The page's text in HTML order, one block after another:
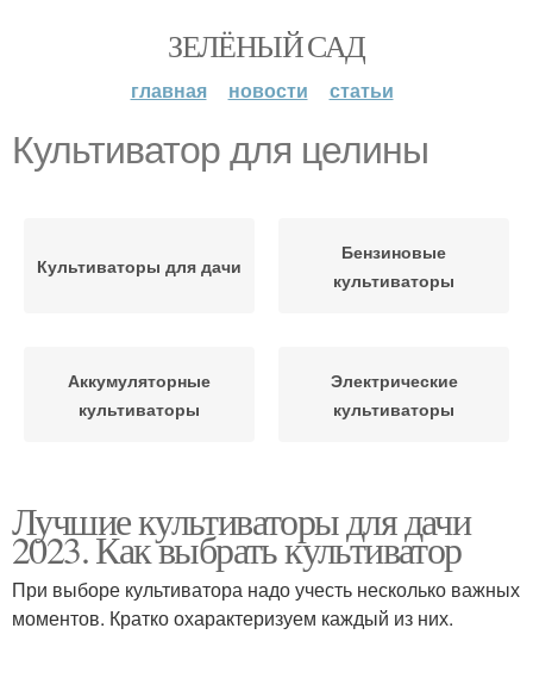
ЗЕЛЁНЫЙ САД
главная новости статьи
Культиватор для целины
Культиваторы для дачи
Бензиновые
культиваторы
Аккумуляторные
культиваторы
Электрические
культиваторы
Лучшие культиваторы для дачи
2023. Как выбрать культиватор
При выборе культиватора надо учесть несколько важных
моментов. Кратко охарактеризуем каждый из них.